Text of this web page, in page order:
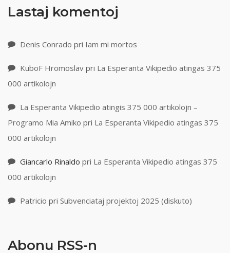
Lastaj komentoj
Denis Conrado pri Iam mi mortos
KuboF Hromoslav pri La Esperanta Vikipedio atingas 375
000 artikolojn
La Esperanta Vikipedio atingis 375 000 artikolojn –
Programo Mia Amiko pri La Esperanta Vikipedio atingas 375
000 artikolojn
Giancarlo Rinaldo pri La Esperanta Vikipedio atingas 375
000 artikolojn
Patricio pri Subvenciataj projektoj 2025 (diskuto)
Abonu RSS-n